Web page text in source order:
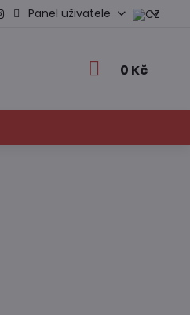
Panel uživatele
0 Kč